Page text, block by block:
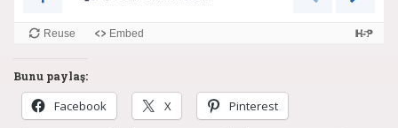
Bunu paylaş:
Facebook X Pinterest